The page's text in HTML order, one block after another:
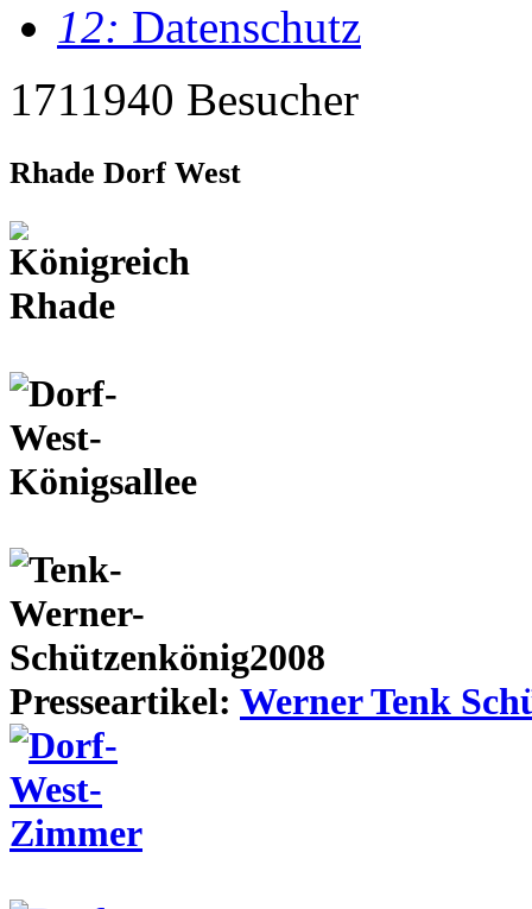
12: Datenschutz
1711940 Besucher
Rhade Dorf West
Presseartikel: Werner Tenk